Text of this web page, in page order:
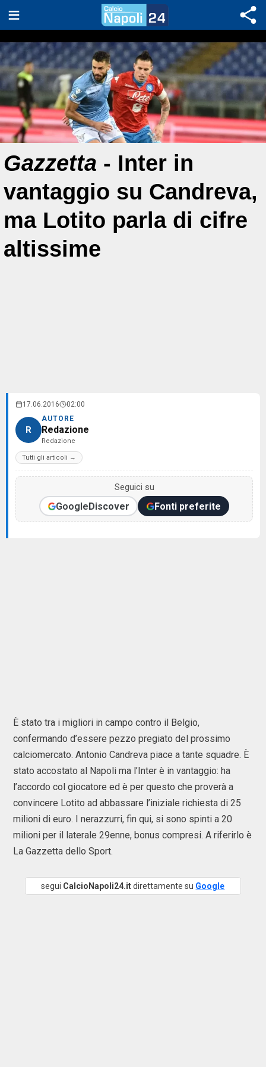
Gazzetta - Inter in
vantaggio su Candreva,
ma Lotito parla di cifre
altissime
17.06.2016 02:00
R
AUTORE
Redazione
Redazione
Tutti gli articoli →
Seguici su
GoogleDiscover Fonti preferite
È stato tra i migliori in campo contro il Belgio,
confermando d’essere pezzo pregiato del prossimo
calciomercato. Antonio Candreva piace a tante squadre. È
stato accostato al Napoli ma l’Inter è in vantaggio: ha
l’accordo col giocatore ed è per questo che proverà a
convincere Lotito ad abbassare l’iniziale richiesta di 25
milioni di euro. I nerazzurri, fin qui, si sono spinti a 20
milioni per il laterale 29enne, bonus compresi. A riferirlo è
La Gazzetta dello Sport.
segui CalcioNapoli24.itdirettamente su Google